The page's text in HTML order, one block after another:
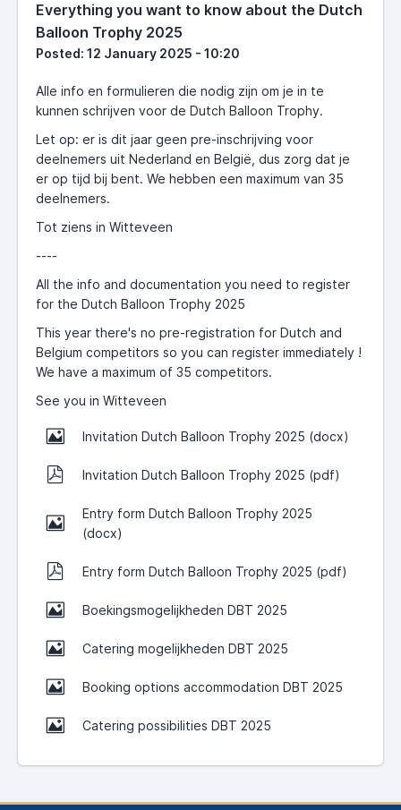
Everything you want to know about the Dutch
Balloon Trophy 2025
Posted: 12 January 2025 - 10:20
Alle info en formulieren die nodig zijn om je in te
kunnen schrijven voor de Dutch Balloon Trophy.
Let op: er is dit jaar geen pre-inschrijving voor
deelnemers uit Nederland en België, dus zorg dat je
er op tijd bij bent. We hebben een maximum van 35
deelnemers.
Tot ziens in Witteveen
----
All the info and documentation you need to register
for the Dutch Balloon Trophy 2025
This year there's no pre-registration for Dutch and
Belgium competitors so you can register immediately !
We have a maximum of 35 competitors.
See you in Witteveen
Invitation Dutch Balloon Trophy 2025 (docx)
Invitation Dutch Balloon Trophy 2025 (pdf)
Entry form Dutch Balloon Trophy 2025
(docx)
Entry form Dutch Balloon Trophy 2025 (pdf)
Boekingsmogelijkheden DBT 2025
Catering mogelijkheden DBT 2025
Booking options accommodation DBT 2025
Catering possibilities DBT 2025